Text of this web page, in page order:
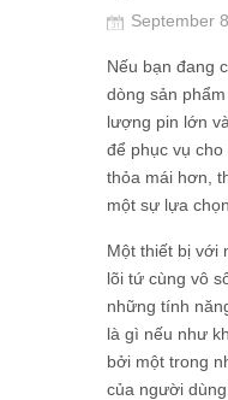
September
Nếu bạn đang
dòng sản phẩm
lượng pin lớn
để phục vụ
thỏa mái hơn,
một sự lựa
Một thiết bị với
lõi tứ cùng vô
những tính
là gì nếu như
bởi một trong
của người